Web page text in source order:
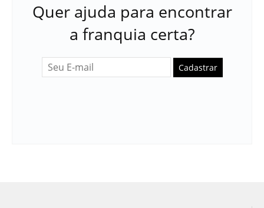
Quer ajuda para encontrar
a franquia certa?
Cadastrar